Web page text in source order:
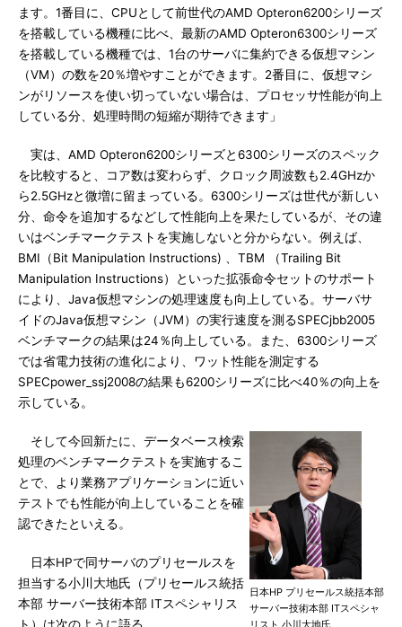
ます。1番目に、CPUとして前世代のAMD Opteron6200シリーズ
を搭載している機種に比べ、最新のAMD Opteron6300シリーズ
を搭載している機種では、1台のサーバに集約できる仮想マシン
（VM）の数を20％増やすことができます。2番目に、仮想マシ
ンがリソースを使い切っていない場合は、プロセッサ性能が向上
している分、処理時間の短縮が期待できます」
実は、AMD Opteron6200シリーズと6300シリーズのスペック
を比較すると、コア数は変わらず、クロック周波数も2.4GHzか
ら2.5GHzと微増に留まっている。6300シリーズは世代が新しい
分、命令を追加するなどして性能向上を果たしているが、その違
いはベンチマークテストを実施しないと分からない。例えば、
BMI（Bit Manipulation Instructions) 、TBM （Trailing Bit
Manipulation Instructions）といった拡張命令セットのサポート
により、Java仮想マシンの処理速度も向上している。サーバサ
イドのJava仮想マシン（JVM）の実行速度を測るSPECjbb2005
ベンチマークの結果は24％向上している。また、6300シリーズ
では省電力技術の進化により、ワット性能を測定する
SPECpower_ssj2008の結果も6200シリーズに比べ40％の向上を
示している。
日本HP プリセールス統括本部
サーバー技術本部 ITスペシャ
リスト 小川大地氏
そして今回新たに、データベース検索
処理のベンチマークテストを実施するこ
とで、より業務アプリケーションに近い
テストでも性能が向上していることを確
認できたといえる。
日本HPで同サーバのプリセールスを
担当する小川大地氏（プリセールス統括
本部 サーバー技術本部 ITスペシャリス